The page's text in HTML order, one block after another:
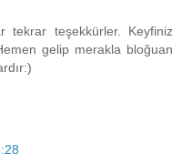
tekrar teşekkürler. Keyfiniz
gelip merakla bloğuan